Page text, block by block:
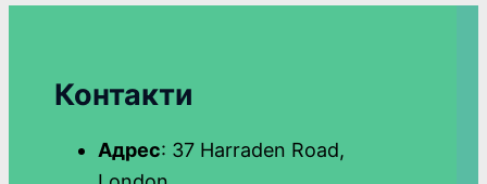
Контакти
Адрес: 37 Harraden Road,